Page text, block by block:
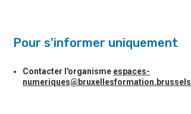
Pour s'informer uniquement
Contacter l'organisme espaces-
numeriques@bruxellesformation.brussels